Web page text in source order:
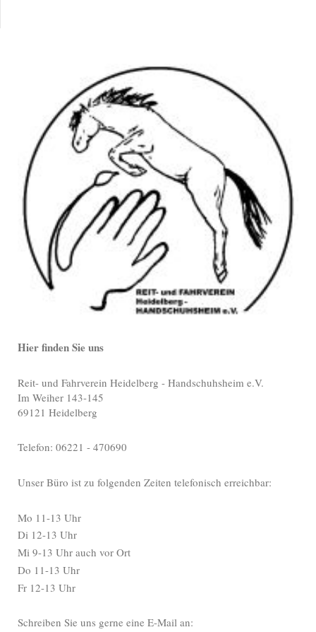
Hier finden Sie uns
Reit- und Fahrverein Heidelberg - Handschuhsheim e.V.
Im Weiher 143-145
69121 Heidelberg
Telefon: 06221 - 470690
Unser Büro ist zu folgenden Zeiten telefonisch erreichbar:
Mo 11-13 Uhr
Di 12-13 Uhr
Mi 9-13 Uhr auch vor Ort
Do 11-13 Uhr
Fr 12-13 Uhr
Schreiben Sie uns gerne eine E-Mail an: